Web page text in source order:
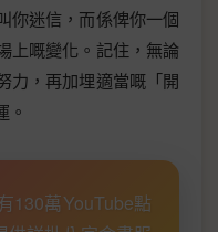
你迷信，而係俾你一個
上嘅變化。記住，無論
力，再加埋適當嘅「開
。
130萬YouTube點